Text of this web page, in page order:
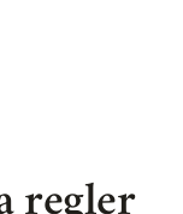
regler